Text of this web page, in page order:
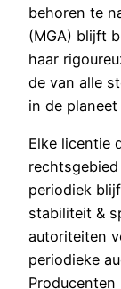
behoren te
(MGA) blijft
haar
de van alle
in de
Elke licentie
periodiek
stabiliteit &
autoriteiten
periodieke
Producenten